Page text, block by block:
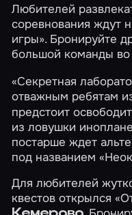
Любителей
соревнования ждут
игры». Бронируйте
большой команды во
«Секретная
отважным ребятам
предстоит
из ловушки
постарше ждет
под названием
Для любителей
квестов открылся